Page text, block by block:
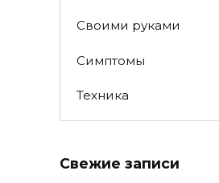
Своими руками
Симптомы
Техника
Свежие записи